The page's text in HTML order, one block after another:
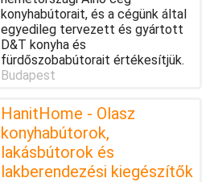
konyhabútorait, és a cégünk által
egyedileg tervezett és gyártott
D&T konyha és
fürdőszobabútorait értékesítjük.
Budapest
HanitHome - Olasz
konyhabútorok,
lakásbútorok és
lakberendezési kiegészítők